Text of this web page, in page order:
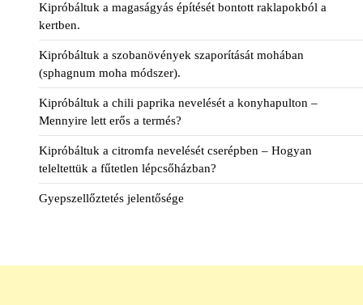
Kipróbáltuk a magaságyás építését bontott raklapokból a
kertben.
Kipróbáltuk a szobanövények szaporítását mohában
(sphagnum moha módszer).
Kipróbáltuk a chili paprika nevelését a konyhapulton –
Mennyire lett erős a termés?
Kipróbáltuk a citromfa nevelését cserépben – Hogyan
teleltettük a fűtetlen lépcsőházban?
Gyepszellőztetés jelentősége